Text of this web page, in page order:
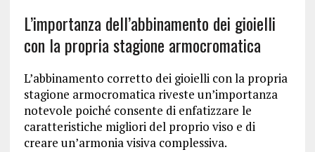
L’importanza dell’abbinamento dei gioielli
con la propria stagione armocromatica
L’abbinamento corretto dei gioielli con la propria
stagione armocromatica riveste un’importanza
notevole poiché consente di enfatizzare le
caratteristiche migliori del proprio viso e di
creare un’armonia visiva complessiva.